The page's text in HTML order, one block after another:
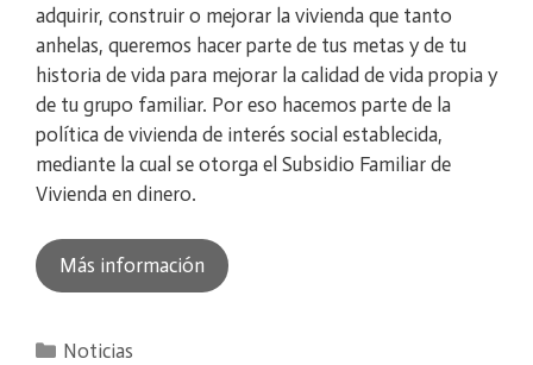
adquirir, construir o mejorar la vivienda que tanto
anhelas, queremos hacer parte de tus metas y de tu
historia de vida para mejorar la calidad de vida propia y
de tu grupo familiar. Por eso hacemos parte de la
política de vivienda de interés social establecida,
mediante la cual se otorga el Subsidio Familiar de
Vivienda en dinero.
Más información
Categorías
Noticias